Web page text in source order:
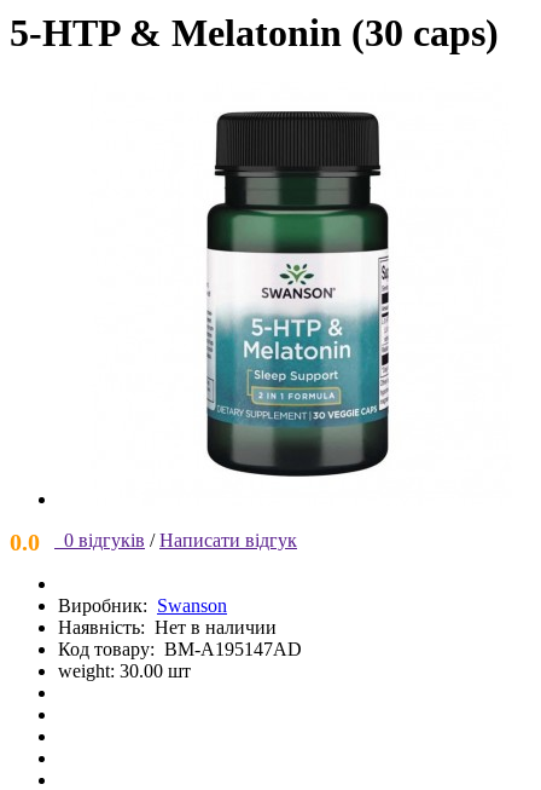
5-HTP & Melatonin (30 caps)
0.0 0 відгуків / Написати відгук
Виробник: Swanson
Наявність: Нет в наличии
Код товару: BM-A195147AD
weight: 30.00 шт